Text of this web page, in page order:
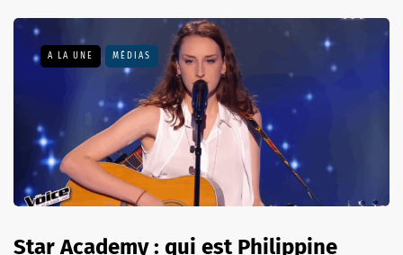
A LA UNE MÉDIAS
Star Academy : qui est Philippine